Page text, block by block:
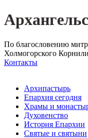
По благословению
Холмогорского
Контакты
Архипастырь
Епархия сегодня
Храмы и
Духовенство
История Епархии
Святые и святыни